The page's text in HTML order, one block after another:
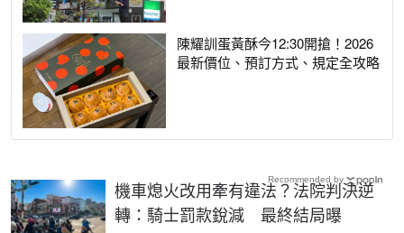
陳耀訓蛋黃酥今12:30開搶！2026
最新價位、預訂方式、規定全攻略
機車熄火改用牽有違法？法院判決逆
轉：騎士罰款銳減 最終結局曝
Recommended by